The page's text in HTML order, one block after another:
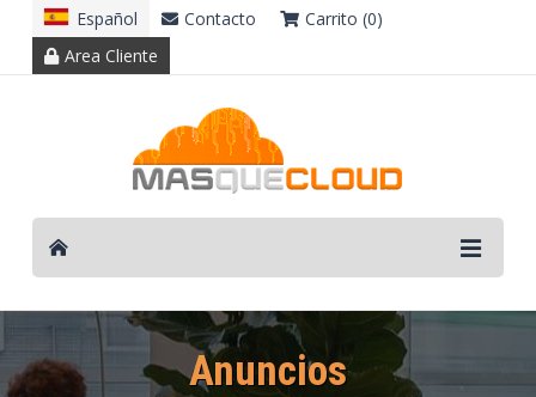
Español Contacto
Carrito (0)
Area Cliente
Anuncios